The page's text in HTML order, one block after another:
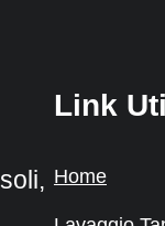
Link
Home